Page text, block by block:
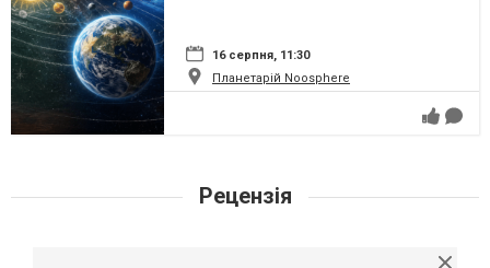
16 серпня, 11:30
Планетарій Noosphere
Рецензія